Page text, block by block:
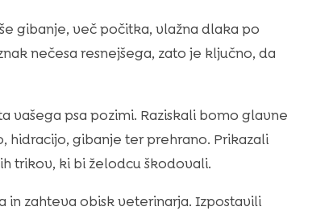
gibanje, več počitka, vlažna dlaka po
nečesa resnejšega, zato je ključno, da
psa pozimi. Raziskali bomo glavne
hidracijo, gibanje ter prehrano. Prikazali
trikov, ki bi želodcu škodovali.
in zahteva obisk veterinarja. Izpostavili